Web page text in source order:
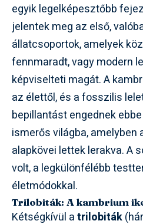
egyik legelképesztőbb
jelentek meg az első,
állatcsoportok, amelyek
fennmaradt, vagy modern
képviselteti magát. A
az élettől, és a fosszilis
bepillantást engednek
ismerős világba, amelyben
alapkövei lettek lerakva. A
volt, a legkülönfélébb
életmódokkal.
Trilobiták: A kambrium
Kétségkívül atrilobiták